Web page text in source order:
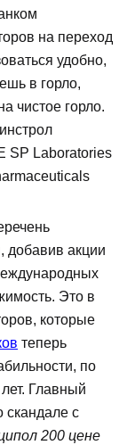
на переход
удобно,
в горло,
чистое горло.
SP Laboratories
добавив акции
Это в
которые
теперь
по
Главный
скандале с
200 цене